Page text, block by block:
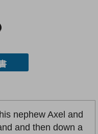
nephew Axel and
and then down a